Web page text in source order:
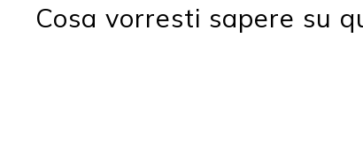
Cosa vorresti sapere su